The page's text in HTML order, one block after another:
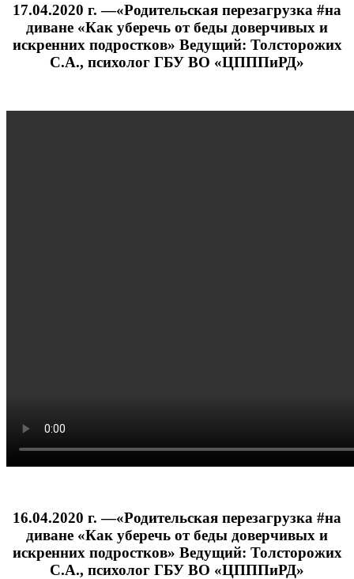
17.04.2020 г. —«Родительская перезагрузка #на
диване «Как уберечь от беды доверчивых и
искренних подростков» Ведущий: Толсторожих
С.А., психолог ГБУ ВО «ЦПППиРД»
16.04.2020 г. —«Родительская перезагрузка #на
диване «Как уберечь от беды доверчивых и
искренних подростков» Ведущий: Толсторожих
С.А., психолог ГБУ ВО «ЦПППиРД»